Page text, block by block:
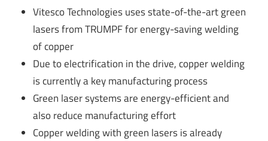
Vitesco Technologies uses state-of-the-art green
lasers from TRUMPF for energy-saving welding
of copper
Due to electrification in the drive, copper welding
is currently a key manufacturing process
Green laser systems are energy-efficient and
also reduce manufacturing effort
Copper welding with green lasers is already